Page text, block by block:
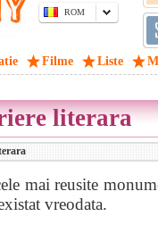
ROM
Filme Liste
literara
mai reusite
vreodata.